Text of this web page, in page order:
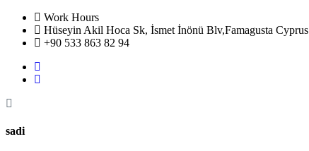
Work Hours
Hüseyin Akil Hoca Sk, İsmet İnönü Blv,Famagusta Cyprus
+90 533 863 82 94
sadi